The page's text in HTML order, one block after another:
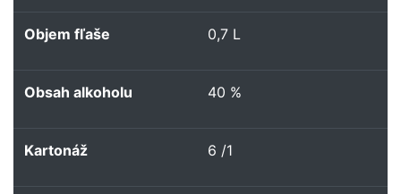
Objem fľaše 0,7 L
Obsah alkoholu 40 %
Kartonáž 6 /1